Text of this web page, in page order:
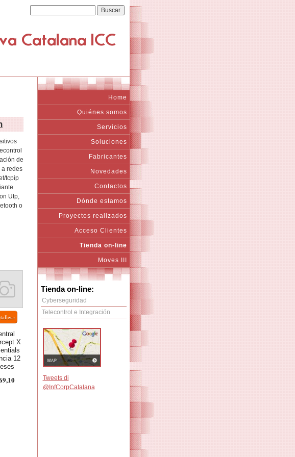
de
a redes
tcpip
Utp,
o
X
12
Home
Quiénes somos
Servicios
Soluciones
Fabricantes
Novedades
Contactos
Dónde estamos
Proyectos realizados
Acceso Clientes
Tienda on-line
Moves III
Tienda on-line:
Cyberseguridad
Telecontrol e Integración
Tweets di
@InfCorpCatalana